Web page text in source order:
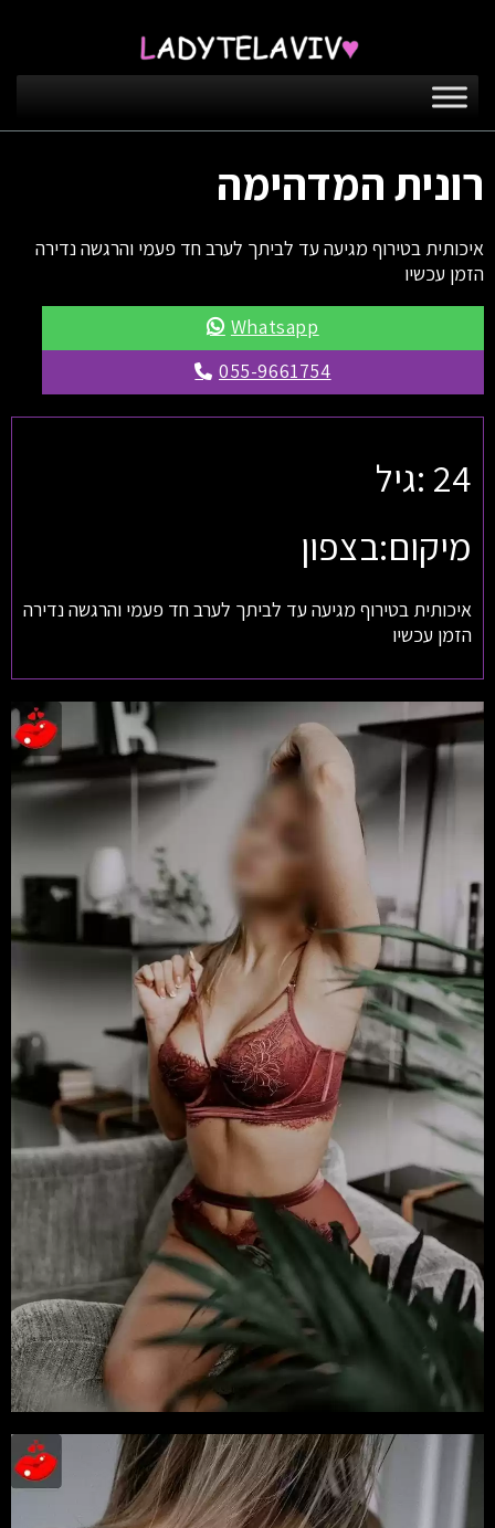
רונית המדהימה
איכותית בטירוף מגיעה עד לביתך לערב חד פעמי והרגשה נדירה
הזמן עכשיו
Whatsapp
055-9661754
24 :גיל
מיקום:בצפון
איכותית בטירוף מגיעה עד לביתך לערב חד פעמי והרגשה נדירה
הזמן עכשיו